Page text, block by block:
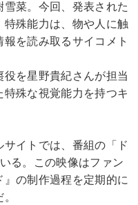
菜。今回、発表された
殊能力は、物や人に触
を読み取るサイコメト
を星野貴紀さんが担当
殊な視覚能力を持つキ
イトでは、番組の「ド
る。この映像はファン
の制作過程を定期的に